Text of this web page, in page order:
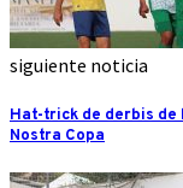
siguiente noticia
Hat-trick de derbis de
Nostra Copa